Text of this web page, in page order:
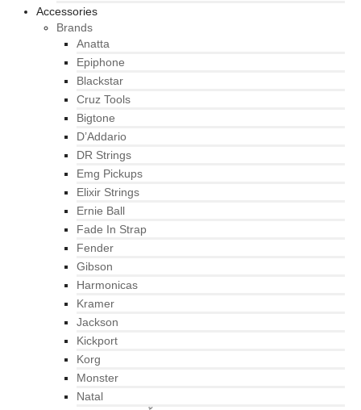
Accessories
Brands
Anatta
Epiphone
Blackstar
Cruz Tools
Bigtone
D’Addario
DR Strings
Emg Pickups
Elixir Strings
Ernie Ball
Fade In Strap
Fender
Gibson
Harmonicas
Kramer
Jackson
Kickport
Korg
Monster
Natal